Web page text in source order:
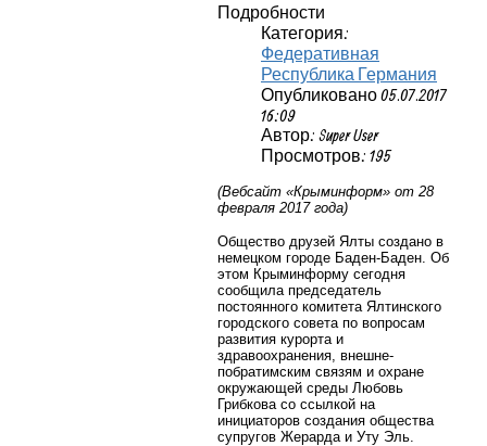
Подробности
Категория:
Федеративная
Республика Германия
Опубликовано 05.07.2017
16:09
Автор: Super User
Просмотров: 195
(Вебсайт «Крыминформ» от 28
февраля 2017 года)
Общество друзей Ялты создано в
немецком городе Баден-Баден. Об
этом Крыминформу сегодня
сообщила председатель
постоянного комитета Ялтинского
городского совета по вопросам
развития курорта и
здравоохранения, внешне-
побратимским связям и охране
окружающей среды Любовь
Грибкова со ссылкой на
инициаторов создания общества
супругов Жерарда и Уту Эль.